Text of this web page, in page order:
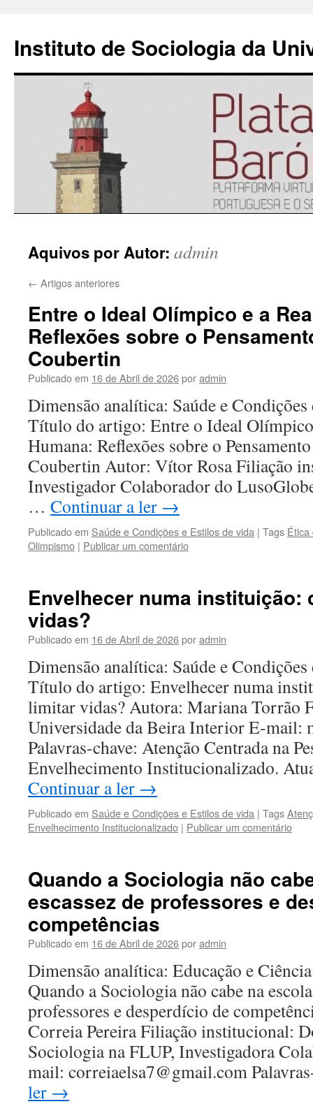
Instituto de Sociologia da
para
conteúdo
Aquivos por Autor: admin
← Artigos anteriores
Entre o Ideal Olímpico e a
Reflexões sobre o
Coubertin
Publicado em 16 de Abril de 2026poradmin
Dimensão analítica: Saúde e
Título do artigo: Entre o Ideal Olímpico
Humana: Reflexões sobre o
Coubertin Autor: Vítor Rosa Filiação
Investigador Colaborador do
… Continuar a ler →
Publicado em Saúde e Condições e Estilos de vida | Tags Ética
Olimpismo | Publicar um comentário
Envelhecer numa instituição:
vidas?
Publicado em 16 de Abril de 2026poradmin
Dimensão analítica: Saúde e
Título do artigo: Envelhecer numa
limitar vidas? Autora: Mariana Torrão
Universidade da Beira Interior E-mail:
Palavras-chave: Atenção Centrada na
Envelhecimento Institucionalizado.
Continuar a ler →
Publicado em Saúde e Condições e Estilos de vida | Tags
Envelhecimento Institucionalizado | Publicar um comentário
Quando a Sociologia não
escassez de professores e
competências
Publicado em 16 de Abril de 2026poradmin
Dimensão analítica: Educação e
Quando a Sociologia não cabe na
professores e desperdício de
Correia Pereira Filiação institucional:
Sociologia na FLUP, Investigadora
mail: correiaelsa7@gmail.com
ler →